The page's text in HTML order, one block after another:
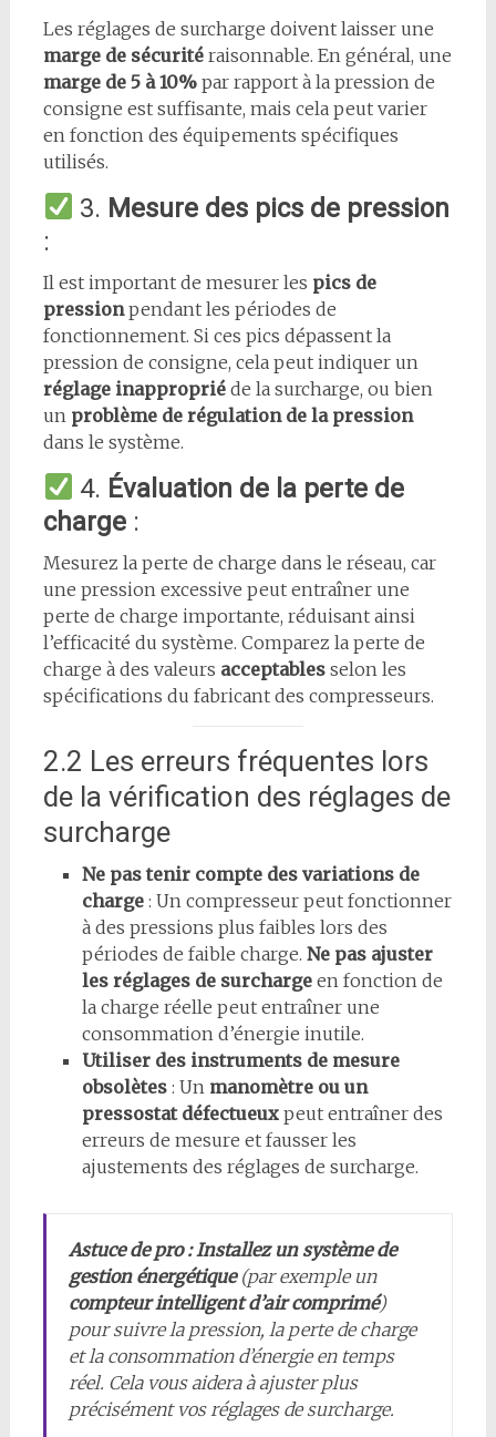
Les réglages de surcharge doivent laisser une
marge de sécuritéraisonnable. En général, une
marge de 5 à 10%par rapport à la pression de
consigne est suffisante, mais cela peut varier
en fonction des équipements spécifiques
utilisés.
3. Mesure des pics de pression
:
Il est important de mesurer les pics de
pressionpendant les périodes de
fonctionnement. Si ces pics dépassent la
pression de consigne, cela peut indiquer un
réglage inappropriéde la surcharge, ou bien
un problème de régulation de la pression
dans le système.
4. Évaluation de la perte de
charge:
Mesurez la perte de charge dans le réseau, car
une pression excessive peut entraîner une
perte de charge importante, réduisant ainsi
l’efficacité du système. Comparez la perte de
charge à des valeurs acceptablesselon les
spécifications du fabricant des compresseurs.
2.2 Les erreurs fréquentes lors
de la vérification des réglages de
surcharge
Ne pas tenir compte des variations de
charge: Un compresseur peut fonctionner
à des pressions plus faibles lors des
périodes de faible charge. Ne pas ajuster
les réglages de surchargeen fonction de
la charge réelle peut entraîner une
consommation d’énergie inutile.
Utiliser des instruments de mesure
obsolètes: Un manomètre ou un
pressostat défectueuxpeut entraîner des
erreurs de mesure et fausser les
ajustements des réglages de surcharge.
Astuce de pro : Installez un système de
gestion énergétique(par exemple un
compteur intelligent d’air comprimé)
pour suivre la pression, la perte de charge
et la consommation d’énergie en temps
réel. Cela vous aidera à ajuster plus
précisément vos réglages de surcharge.